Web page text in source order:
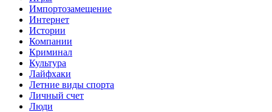
Импортозамещение
Интернет
Истории
Компании
Криминал
Культура
Лайфхаки
Летние виды спорта
Личный счет
Люди